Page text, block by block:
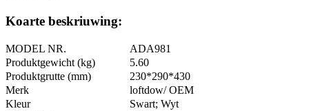
Koarte beskriuwing:
MODEL NR.
ADA981
Produktgewicht (kg)
5.60
Produktgrutte (mm)
230*290*430
Merk
loftdow/ OEM
Kleur
Swart; Wyt